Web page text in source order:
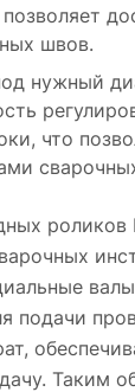
швов.
нужный
что
роликов
подачи
Таким